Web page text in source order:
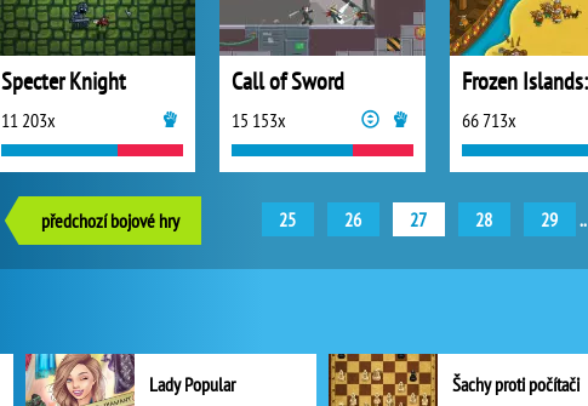
Specter Knight
11 203x
Call of Sword
15 153x 66 713x
předchozí bojové hry 25 26 27 28 29 ..
Lady Popular Šachy proti počítači